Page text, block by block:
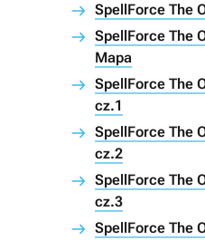
SpellForce The
SpellForce The
Mapa
SpellForce The
cz.1
SpellForce The
cz.2
SpellForce The
cz.3
SpellForce The